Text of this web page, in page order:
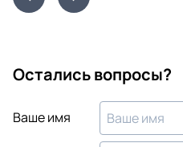
Остались вопросы?
Ваше имя